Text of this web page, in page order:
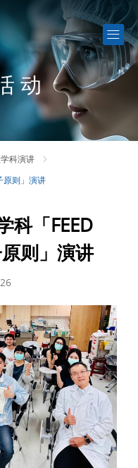
动
科演讲
原则」演讲
科「FEED
则」演讲